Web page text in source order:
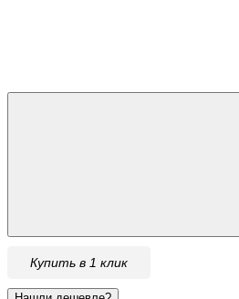
Купить в 1 клик